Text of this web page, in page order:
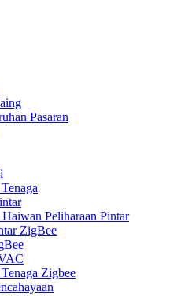
Pasaran
Peliharaan Pintar
ZigBee
Zigbee